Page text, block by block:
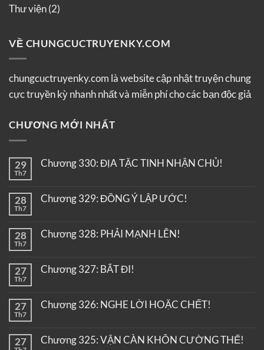
Thư viện(2)
VỀ CHUNGCUCTRUYENKY.COM
chungcuctruyenky.com là website cập nhật truyện chung
cực truyền kỳ nhanh nhất và miễn phí cho các bạn độc giả
CHƯƠNG MỚI NHẤT
29
Th7
Chương 330: ĐỊA TẶC TINH NHẬN CHỦ!
28
Th7
Chương 329: ĐỒNG Ý LẬP ƯỚC!
28
Th7
Chương 328: PHẢI MẠNH LÊN!
27
Th7
Chương 327: BẮT ĐI!
27
Th7
Chương 326: NGHE LỜI HOẶC CHẾT!
27 Chương 325: VẬN CÀN KHÔN CƯỜNG THẾ!